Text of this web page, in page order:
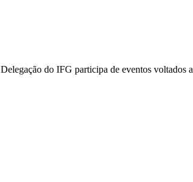
Delegação do IFG participa de eventos voltados